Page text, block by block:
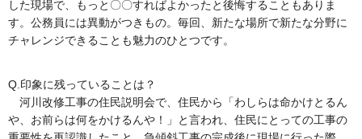
した現場で、もっと〇〇すればよかったと後悔することもありま
す。公務員には異動がつきもの。毎回、新たな場所で新たな分野に
チャレンジできることも魅力のひとつです。
Q.印象に残っていることは？
河川改修工事の住民説明会で、住民から「わしらは命かけとるん
や、お前らは何をかけるんや！」と言われ、住民にとっての工事の